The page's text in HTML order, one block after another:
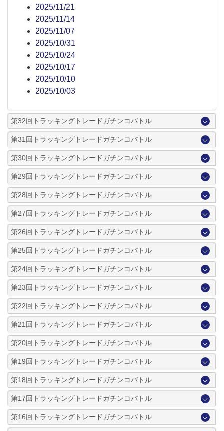
2025/11/21
2025/11/14
2025/11/07
2025/10/31
2025/10/24
2025/10/17
2025/10/10
2025/10/03
第32回トラッキングトレードガチンコバトル
第31回トラッキングトレードガチンコバトル
第30回トラッキングトレードガチンコバトル
第29回トラッキングトレードガチンコバトル
第28回トラッキングトレードガチンコバトル
第27回トラッキングトレードガチンコバトル
第26回トラッキングトレードガチンコバトル
第25回トラッキングトレードガチンコバトル
第24回トラッキングトレードガチンコバトル
第23回トラッキングトレードガチンコバトル
第22回トラッキングトレードガチンコバトル
第21回トラッキングトレードガチンコバトル
第20回トラッキングトレードガチンコバトル
第19回トラッキングトレードガチンコバトル
第18回トラッキングトレードガチンコバトル
第17回トラッキングトレードガチンコバトル
第16回トラッキングトレードガチンコバトル